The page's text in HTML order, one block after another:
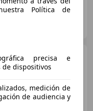
911
911 Turbo S
PDK
Política de
precisa e
dispositivos
medición de
de audiencia y